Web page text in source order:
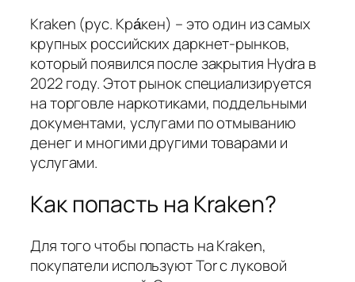
Kraken (рус. Кра́кен) – это один из самых
крупных российских даркнет-рынков,
который появился после закрытия Hydra в
2022 году. Этот рынок специализируется
на торговле наркотиками, поддельными
документами, услугами по отмыванию
денег и многими другими товарами и
услугами.
Как попасть на Kraken?
Для того чтобы попасть на Kraken,
покупатели используют Tor с луковой